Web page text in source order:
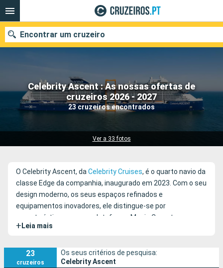
Celebrity Ascent : As nossas ofertas de
cruzeiros 2026 - 2027
23 cruzeiros encontrados
Ver a 33 fotos
Encontrar um cruzeiro
Quando ir?
Data de partida
O Celebrity Ascent, daCelebrity Cruises, é o quarto navio da
classe Edge da companhia, inaugurado em 2023. Com o seu
design moderno, os seus espaços refinados e
equipamentos inovadores, ele distingue-se por
características como a plataforma Magic Carpet e
espaços exteriores, incluindo o Rooftop Garden, que
Ascent conta com quatro navios irmãos: oCelebrity Edge
Celebrity Apex, oCelebrity Beyond
+ Leia mais
23
cruzeiros
Os seus critérios de pesquisa:
Celebrity Ascent